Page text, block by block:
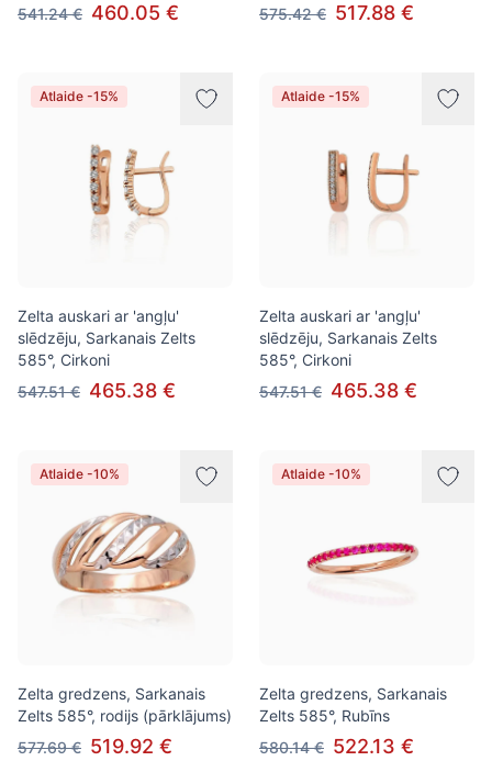
541.24 € 460.05 €
575.42 € 517.88 €
Atlaide -15%
Zelta auskari ar 'angļu'
slēdzēju, Sarkanais Zelts
585°, Cirkoni
547.51 € 465.38 €
Atlaide -15%
Zelta auskari ar 'angļu'
slēdzēju, Sarkanais Zelts
585°, Cirkoni
547.51 € 465.38 €
Atlaide -10%
Zelta gredzens, Sarkanais
Zelts 585°, rodijs (pārklājums)
577.69 € 519.92 €
Atlaide -10%
Zelta gredzens, Sarkanais
Zelts 585°, Rubīns
580.14 € 522.13 €